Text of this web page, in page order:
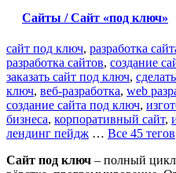
Сайты / Сайт «под ключ»
сайт под ключ, разработка
разработка сайтов, создание
заказать сайт под ключ,
ключ, веб-разработка, web
создание сайта под ключ,
бизнеса, корпоративный сайт,
лендинг пейдж … Все 45 тегов
Сайт под ключ – полный цикл